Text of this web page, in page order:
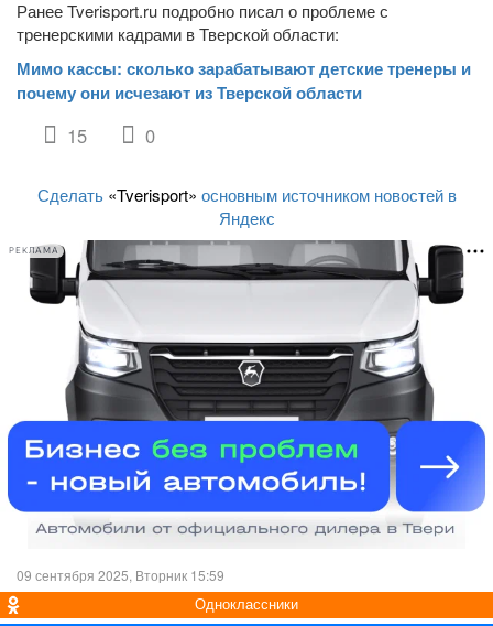
Ранее Tverisport.ru подробно писал о проблеме с
тренерскими кадрами в Тверской области:
Мимо кассы: сколько зарабатывают детские тренеры и
почему они исчезают из Тверской области
15 0
Сделать «Tverisport» основным источником новостей в
Яндекс
РЕКЛАМА
09 сентября 2025, Вторник 15:59
Одноклассники